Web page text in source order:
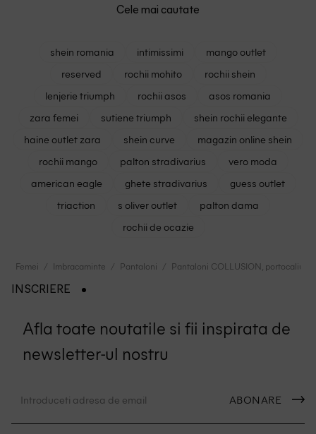
Cele mai cautate
shein romania intimissimi
mango outlet
reserved
rochii mohito
rochii shein
lenjerie triumph
rochii asos
asos romania
zara femei
sutiene triumph
shein rochii elegante
haine outlet zara
shein curve
magazin online shein
rochii mango
palton stradivarius
vero moda
american eagle
ghete stradivarius
guess outlet
triaction
s oliver outlet
palton dama
rochii de ocazie
Femei Imbracaminte Pantaloni Pantaloni COLLUSION, portocaliu
INSCRIERE
Afla toate noutatile si fii inspirata de
newsletter-ul nostru
ABONARE